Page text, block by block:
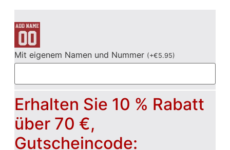
Mit eigenem Namen und Nummer (+€5.95)
Erhalten Sie 10 % Rabatt
über 70 €,
Gutscheincode: